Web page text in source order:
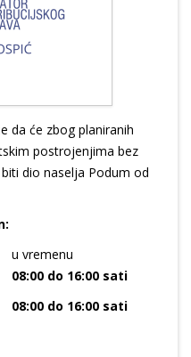
da će zbog planiranih
postrojenjima bez
dio naselja Podum od
u vremenu
08:00 do 16:00 sati
08:00 do 16:00 sati